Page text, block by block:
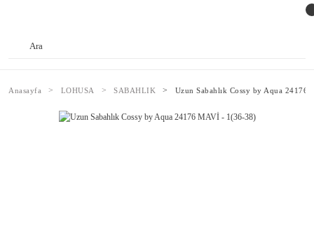
Anasayfa LOHUSA SABAHLIK Uzun Sabahlık Cossy by Aqua